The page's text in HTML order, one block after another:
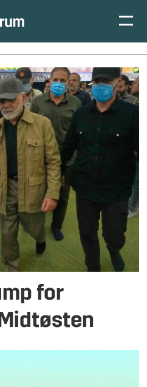
for